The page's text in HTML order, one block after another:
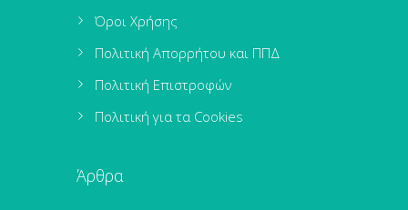
Όροι Χρήσης
Πολιτική Απορρήτου και ΠΠΔ
Πολιτική Επιστροφών
Πολιτική για τα Cookies
Άρθρα